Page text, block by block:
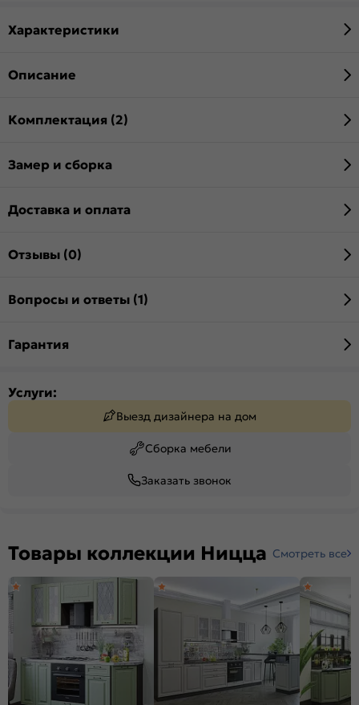
Характеристики
Описание
Комплектация (2)
Замер и сборка
Доставка и оплата
Отзывы (0)
Вопросы и ответы (1)
Гарантия
Услуги:
Выезд дизайнера на дом
Сборка мебели
Заказать звонок
Товары коллекции Ницца Смотреть все